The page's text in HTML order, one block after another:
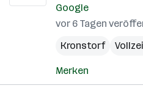
Google
vor 6 Tagen
Kronstorf
Merken